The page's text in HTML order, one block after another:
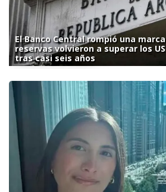
El Banco Central rompió una
reservas volvieron a superar los
tras casi seis años